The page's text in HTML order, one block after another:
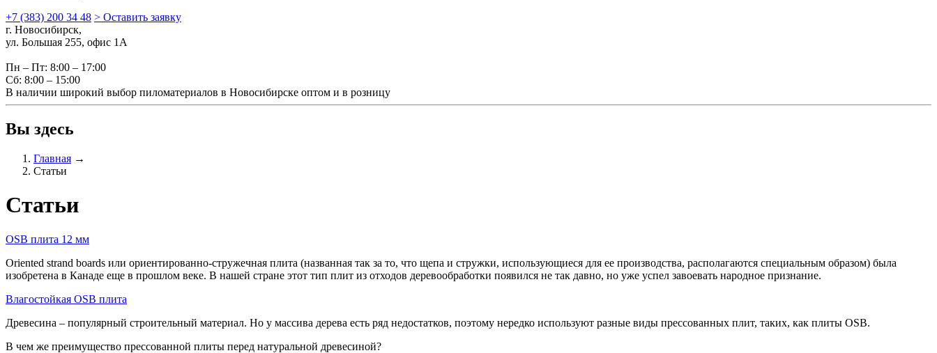
+7 (383) 200 34 48 > Оставить заявку
г. Новосибирск,
ул. Большая 255, офис 1А
Пн – Пт: 8:00 – 17:00
Сб: 8:00 – 15:00
В наличии широкий выбор пиломатериалов в Новосибирске оптом и в розницу
Вы здесь
Главная →
Статьи
Статьи
OSB плита 12 мм
Oriented strand boards или ориентированно-стружечная плита (названная так за то, что щепа и стружки, использующиеся для ее производства, располагаются специальным образом) была
изобретена в Канаде еще в прошлом веке. В нашей стране этот тип плит из отходов деревообработки появился не так давно, но уже успел завоевать народное признание.
Влагостойкая OSB плита
Древесина – популярный строительный материал. Но у массива дерева есть ряд недостатков, поэтому нередко используют разные виды прессованных плит, таких, как плиты OSB.
В чем же преимущество прессованной плиты перед натуральной древесиной?